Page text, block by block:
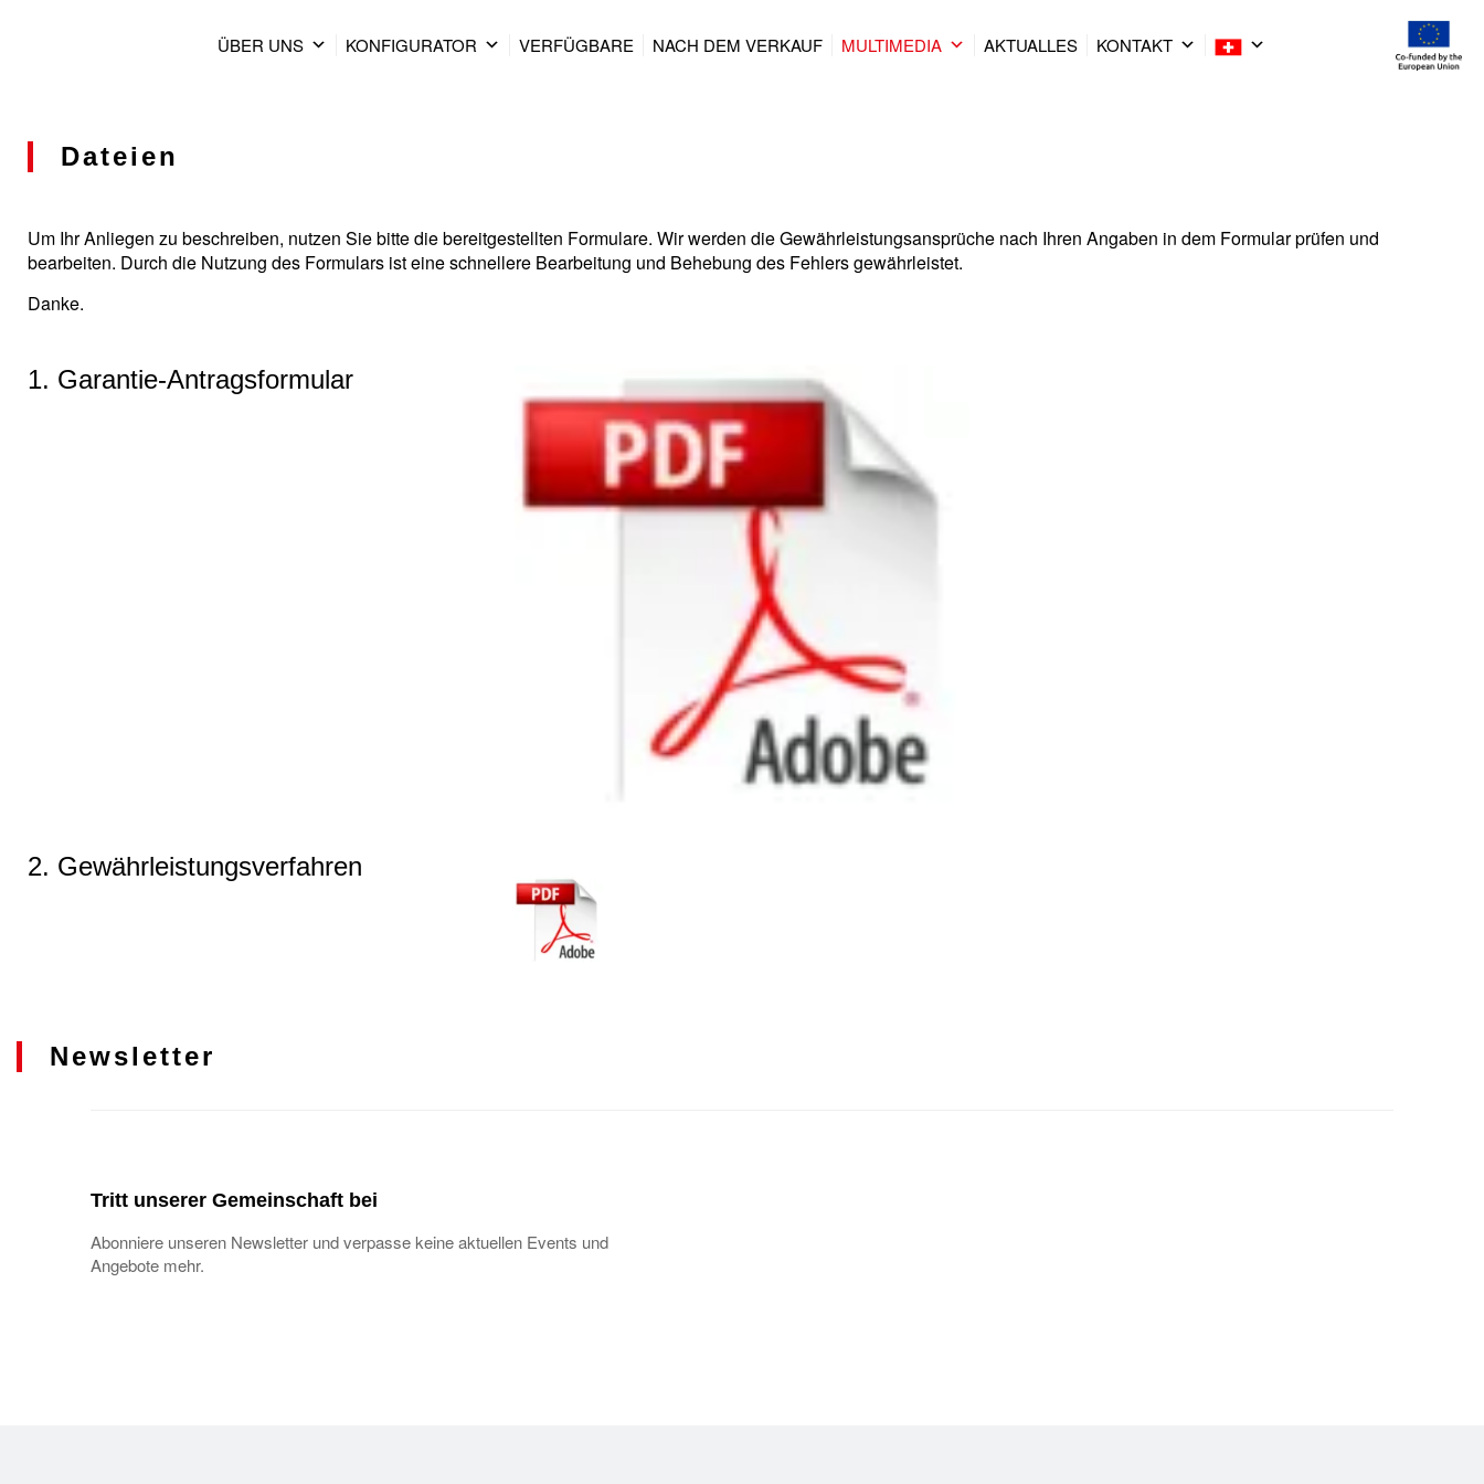
ÜBER UNS KONFIGURATOR VERFÜGBARE NACH DEM VERKAUF MULTIMEDIA AKTUALLES KONTAKT
Dateien
Um Ihr Anliegen zu beschreiben, nutzen Sie bitte die bereitgestellten Formulare. Wir werden die Gewährleistungsansprüche nach Ihren Angaben in dem Formular prüfen und
bearbeiten. Durch die Nutzung des Formulars ist eine schnellere Bearbeitung und Behebung des Fehlers gewährleistet.
Danke.
1. Garantie-Antragsformular
2. Gewährleistungsverfahren
Newsletter
Tritt unserer Gemeinschaft bei
Abonniere unseren Newsletter und verpasse keine aktuellen Events und
Angebote mehr.